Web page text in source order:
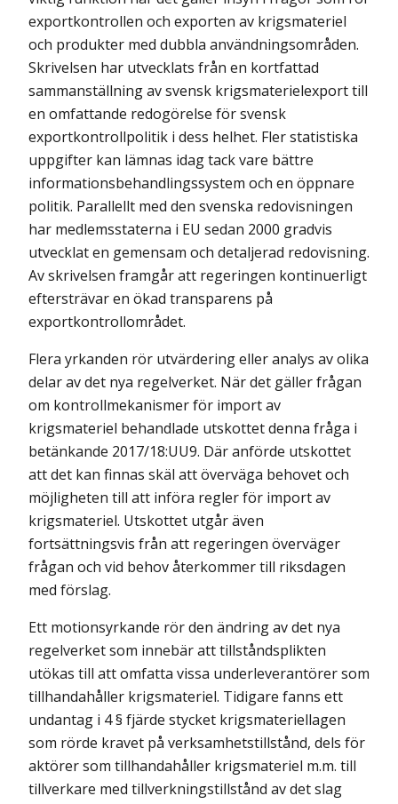
exportkontrollen och exporten av krigsmateriel
och produkter med dubbla användningsområden.
Skrivelsen har utvecklats från en kortfattad
sammanställning av svensk krigsmaterielexport till
en omfattande redogörelse för svensk
exportkontrollpolitik i dess helhet. Fler statistiska
uppgifter kan lämnas idag tack vare bättre
informations­behandlingssystem och en öppnare
politik. Parallellt med den svenska redovisningen
har medlemsstaterna i EU sedan 2000 gradvis
utvecklat en gemensam och detaljerad redovisning.
Av skrivelsen framgår att regeringen kontinuerligt
eftersträvar en ökad transparens på
exportkontrollområdet.
Flera yrkanden rör utvärdering eller analys av olika
delar av det nya regelverket. När det gäller frågan
om kontrollmekanismer för import av
krigsmateriel behandlade utskottet denna fråga i
betänkande 2017/18:UU9. Där anförde utskottet
att det kan finnas skäl att överväga behovet och
möjligheten till att införa regler för import av
krigsmateriel. Utskottet utgår även
fortsättningsvis från att regeringen överväger
frågan och vid behov återkommer till riksdagen
med förslag.
Ett motionsyrkande rör den ändring av det nya
regelverket som innebär att tillståndsplikten
utökas till att omfatta vissa underleverantörer som
tillhandahåller krigsmateriel. Tidigare fanns ett
undantag i 4 § fjärde stycket krigsmateriellagen
som rörde kravet på verksamhetstillstånd, dels för
aktörer som tillhandahåller krigsmateriel m.m. till
tillverkare med tillverknings­tillstånd av det slag